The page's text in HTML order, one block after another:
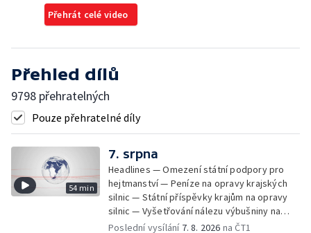
Přehrát celé video
Přehled dílů
9798 přehratelných
Pouze přehratelné díly
54 min
7. srpna
Headlines — Omezení státní podpory pro
hejtmanství — Peníze na opravy krajských
silnic — Státní příspěvky krajům na opravy
silnic — Vyšetřování nálezu výbušniny na
letišti v Lipsku — Pasové kontroly spojů mezi
Poslední vysílání 7. 8. 2026 na ČT1